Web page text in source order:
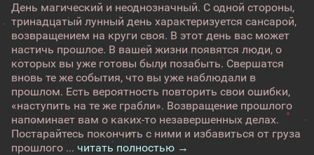
День магический и неоднозначный. С одной стороны,
тринадцатый лунный день характеризуется сансарой,
возвращением на круги своя. В этот день вас может
настичь прошлое. В вашей жизни появятся люди, о
которых вы уже готовы были позабыть. Свершатся
вновь те же события, что вы уже наблюдали в
прошлом. Есть вероятность повторить свои ошибки,
«наступить на те же грабли». Возвращение прошлого
напоминает вам о каких-то незавершенных делах.
Постарайтесь покончить с ними и избавиться от груза
прошлого ... читать полностью →